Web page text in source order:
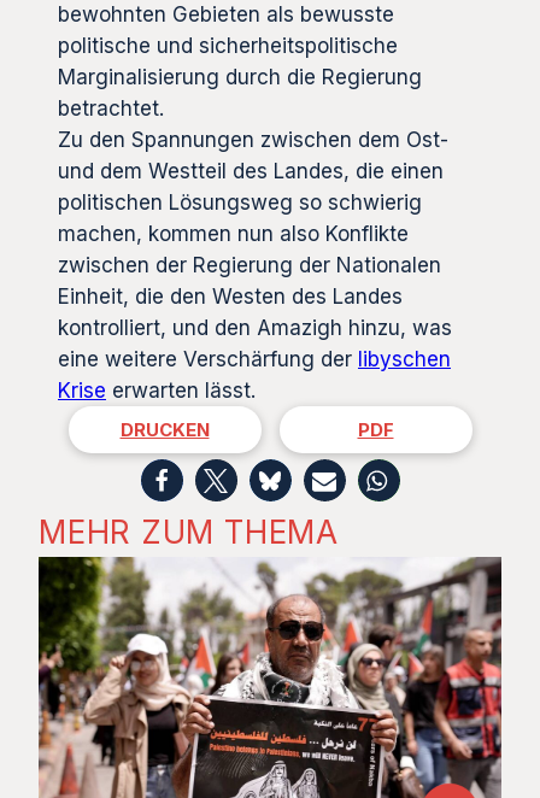
bewohnten Gebieten als bewusste
politische und sicherheitspolitische
Marginalisierung durch die Regierung
betrachtet.
Zu den Spannungen zwischen dem Ost-
und dem Westteil des Landes, die einen
politischen Lösungsweg so schwierig
machen, kommen nun also Konflikte
zwischen der Regierung der Nationalen
Einheit, die den Westen des Landes
kontrolliert, und den Amazigh hinzu, was
eine weitere Verschärfung der libyschen
Krise erwarten lässt.
DRUCKEN PDF
MEHR ZUM THEMA